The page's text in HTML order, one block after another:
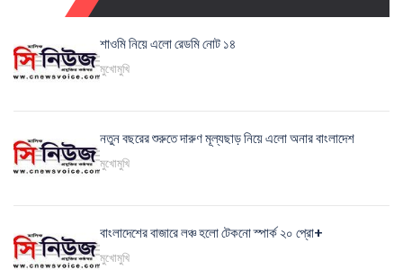
শাওমি নিয়ে এলো রেডমি নোট ১৪
মুখোমুখি
নতুন বছরের শুরুতে দারুণ মূল্যছাড় নিয়ে এলো অনার বাংলাদেশ
মুখোমুখি
বাংলাদেশের বাজারে লঞ্চ হলো টেকনো স্পার্ক ২০ প্রো+
মুখোমুখি